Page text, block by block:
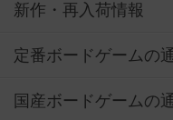
新作・再入荷情報
定番ボードゲームの
国産ボードゲームの